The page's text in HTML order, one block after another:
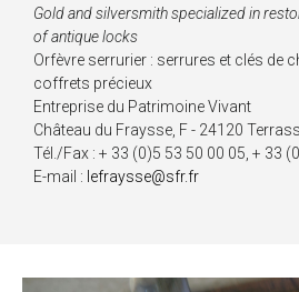
Gold and silversmith specialized in
of antique locks
Orfèvre serrurier : serrures et clés de
coffrets précieux
Entreprise du Patrimoine Vivant
Château du Fraysse, F - 24120
Tél./Fax : + 33 (0)5 53 50 00 05, + 33
E-mail : lefraysse@sfr.fr